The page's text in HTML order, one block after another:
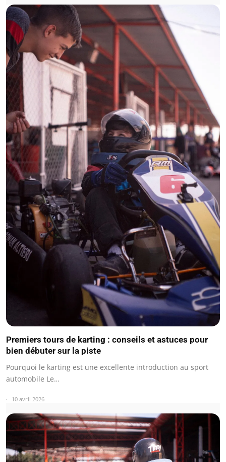
Premiers tours de karting : conseils et astuces pour
bien débuter sur la piste
Pourquoi le karting est une excellente introduction au sport
automobile Le…
10 avril 2026